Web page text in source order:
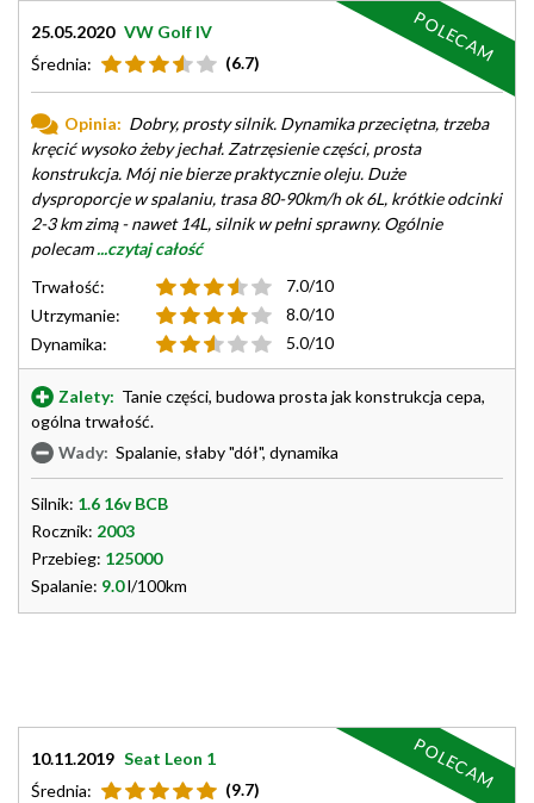
25.05.2020 VW Golf IV
Średnia:
(6.7)
Opinia: Dobry, prosty silnik. Dynamika przeciętna, trzeba
kręcić wysoko żeby jechał. Zatrzęsienie części, prosta
konstrukcja. Mój nie bierze praktycznie oleju. Duże
dysproporcje w spalaniu, trasa 80-90km/h ok 6L, krótkie odcinki
2-3 km zimą - nawet 14L, silnik w pełni sprawny. Ogólnie
polecam...czytaj całość
Trwałość:
7.0/10
Utrzymanie:
8.0/10
Dynamika:
5.0/10
Zalety: Tanie części, budowa prosta jak konstrukcja cepa,
ogólna trwałość.
Wady: Spalanie, słaby "dół", dynamika
Silnik: 1.6 16v BCB
Rocznik: 2003
Przebieg: 125000
Spalanie: 9.0l/100km
POLECAM
10.11.2019 Seat Leon 1
Średnia:
(9.7) POLECAM